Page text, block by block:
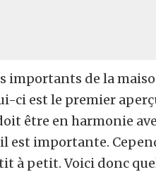
importants de la
ci est le premier
être en harmonie
est importante.
à petit. Voici donc